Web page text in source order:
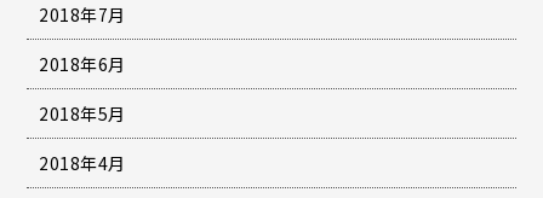
2018年7月
2018年6月
2018年5月
2018年4月